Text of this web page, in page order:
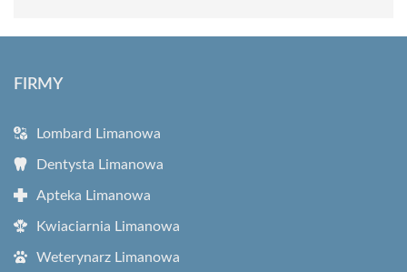
FIRMY
Lombard Limanowa
Dentysta Limanowa
Apteka Limanowa
Kwiaciarnia Limanowa
Weterynarz Limanowa